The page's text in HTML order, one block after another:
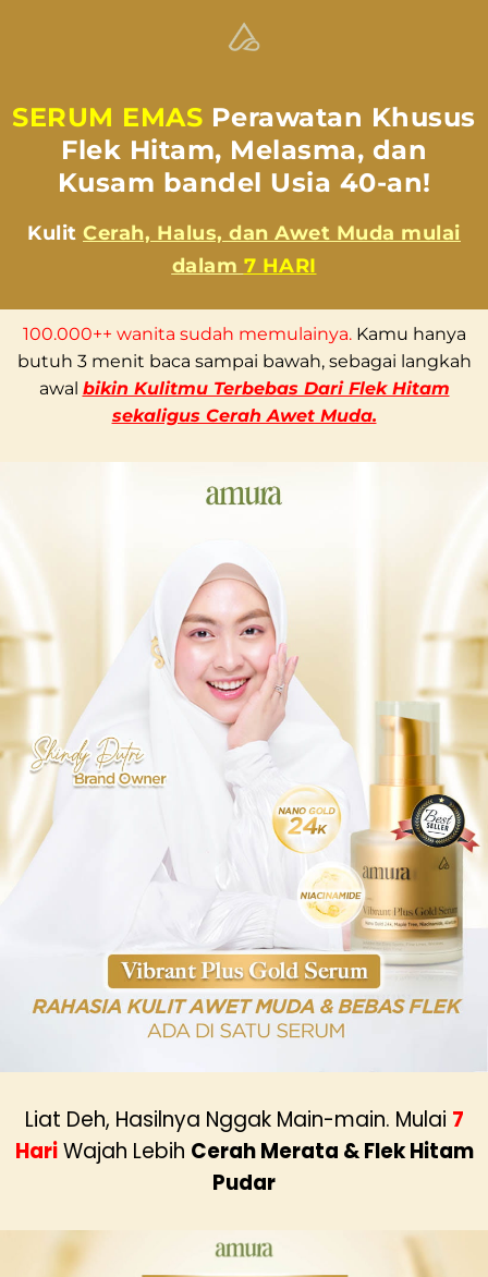
SERUM EMAS Perawatan Khusus
Flek Hitam, Melasma, dan
Kusam bandel Usia 40-an!
KulitCerah, Halus, dan Awet Muda mulai
dalam 7 HARI
100.000++ wanita sudah memulainya.Kamu hanya
butuh 3 menit baca sampai bawah, sebagai langkah
awal bikin Kulitmu Terbebas Dari Flek Hitam
sekaligus Cerah Awet Muda.
Liat Deh, Hasilnya Nggak Main-main. Mulai 7
HariWajah Lebih Cerah Merata & Flek Hitam
Pudar